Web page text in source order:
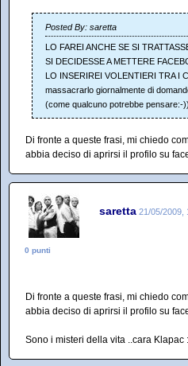
Posted By: saretta
LO FAREI ANCHE SE SI
SI DECIDESSE A METTERE
LO INSERIREI VOLENTIERI TRA I
massacrarlo giornalmente di
(come qualcuno potrebbe pensare:-))
Di fronte a queste frasi, mi chiedo
abbia deciso di aprirsi il profilo su
saretta 21/05/2009,
0 punti
Di fronte a queste frasi, mi chiedo
abbia deciso di aprirsi il profilo su
Sono i misteri della vita ..cara Klapac